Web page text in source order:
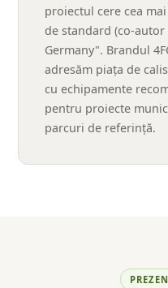
proiectul cere cea
de standard (co-autor
Germany". Brandul
adresăm piața de
cu echipamente
pentru proiecte
parcuri de referință.